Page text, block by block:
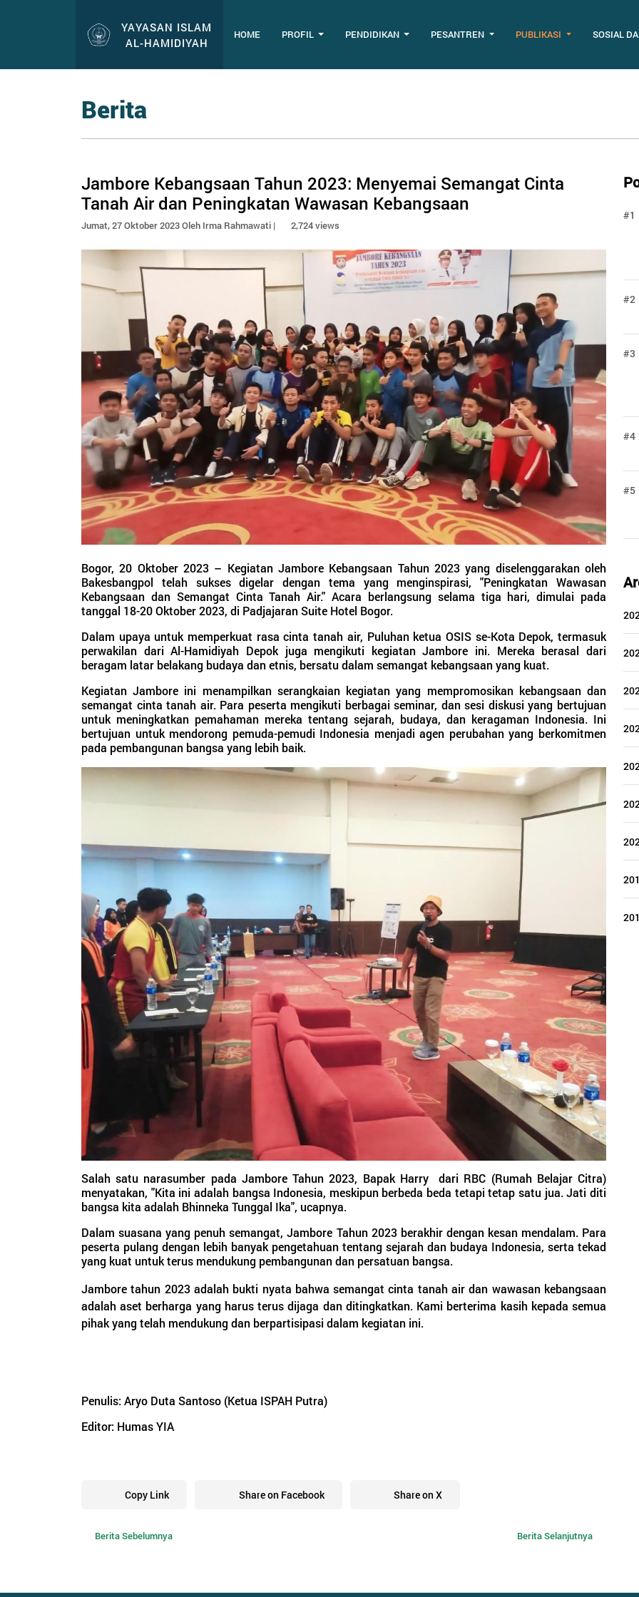
YAYASAN ISLAM
AL-HAMIDIYAH
HOME PROFIL PENDIDIKAN PESANTREN PUBLIKASI SOSIAL
Berita
Jambore Kebangsaan Tahun 2023: Menyemai Semangat Cinta
Tanah Air dan Peningkatan Wawasan Kebangsaan
Jumat, 27 Oktober 2023 Oleh Irma Rahmawati | 2,724 views
Bogor, 20 Oktober 2023 – Kegiatan Jambore Kebangsaan Tahun 2023 yang diselenggarakan oleh
Bakesbangpol telah sukses digelar dengan tema yang menginspirasi, "Peningkatan Wawasan
Kebangsaan dan Semangat Cinta Tanah Air." Acara berlangsung selama tiga hari, dimulai pada
tanggal 18-20 Oktober 2023, di Padjajaran Suite Hotel Bogor.
Dalam upaya untuk memperkuat rasa cinta tanah air, Puluhan ketua OSIS se-Kota Depok, termasuk
perwakilan dari Al-Hamidiyah Depok juga mengikuti kegiatan Jambore ini. Mereka berasal dari
beragam latar belakang budaya dan etnis, bersatu dalam semangat kebangsaan yang kuat.
Kegiatan Jambore ini menampilkan serangkaian kegiatan yang mempromosikan kebangsaan dan
semangat cinta tanah air. Para peserta mengikuti berbagai seminar, dan sesi diskusi yang bertujuan
untuk meningkatkan pemahaman mereka tentang sejarah, budaya, dan keragaman Indonesia. Ini
bertujuan untuk mendorong pemuda-pemudi Indonesia menjadi agen perubahan yang berkomitmen
pada pembangunan bangsa yang lebih baik.
Salah satu narasumber pada Jambore Tahun 2023, Bapak Harry dari RBC (Rumah Belajar Citra)
menyatakan, "Kita ini adalah bangsa Indonesia, meskipun berbeda beda tetapi tetap satu jua. Jati diti
bangsa kita adalah Bhinneka Tunggal Ika", ucapnya.
Dalam suasana yang penuh semangat, Jambore Tahun 2023 berakhir dengan kesan mendalam. Para
peserta pulang dengan lebih banyak pengetahuan tentang sejarah dan budaya Indonesia, serta tekad
yang kuat untuk terus mendukung pembangunan dan persatuan bangsa.
Jambore tahun 2023 adalah bukti nyata bahwa semangat cinta tanah air dan wawasan kebangsaan
adalah aset berharga yang harus terus dijaga dan ditingkatkan. Kami berterima kasih kepada semua
pihak yang telah mendukung dan berpartisipasi dalam kegiatan ini.
Penulis: Aryo Duta Santoso (Ketua ISPAH Putra)
Editor: Humas YIA
Copy Link Share on Facebook Share on X
Berita Sebelumnya Berita Selanjutnya
#1
#2
#3
#4
#5